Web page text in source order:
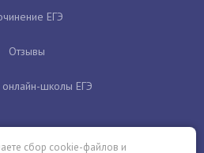
ЕГЭ
Отзывы
школы ЕГЭ
сбор cookie-файлов и